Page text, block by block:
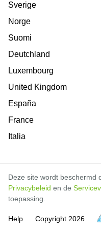
vol is
vol is
vol is
vol is
vol is
vol is
vol is
vol is
vol is
vol is
Sverige
Norge
Suomi
Deutchland
Luxembourg
United Kingdom
España
France
Italia
Deze site wordt beschermd
Privacybeleid en de
toepassing.
Help Copyright 2026